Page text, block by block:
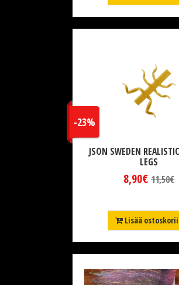
JSON SWEDEN
LEGS
8,90€
-23%
11,50€
Lisää